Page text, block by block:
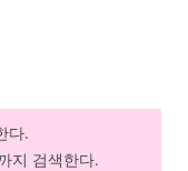
다.
지 검색한다.